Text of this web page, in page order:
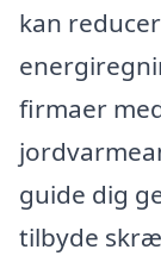
kan
firmaer
guide dig
tilbyde